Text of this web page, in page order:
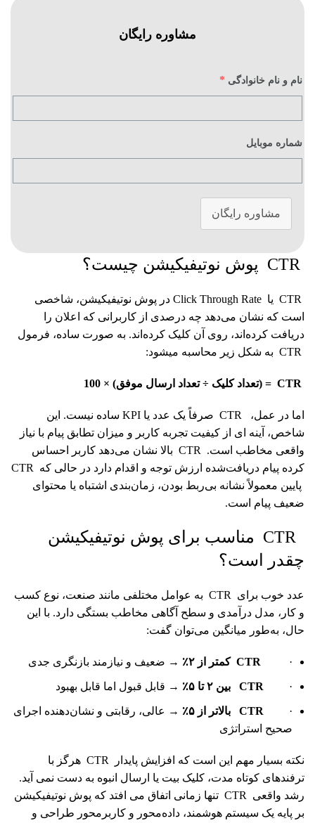
مشاوره رایگان
نام و نام خانوادگی *
شماره موبایل
مشاوره رایگان
CTR یا Click Through Rate در پوش نوتیفیکیشن، شاخصی
است که نشان می‌دهد چه درصدی از کاربرانی که اعلان را
دریافت کرده‌اند، روی آن کلیک کرده‌اند. به صورت ساده، فرمول
CTR = (تعداد کلیک ÷ تعداد ارسال موفق) × 100
اما در عمل، CTR صرفاً یک عدد یا KPI ساده نیست. این
شاخص، آینه‌ ای از کیفیت تجربه کاربر و میزان تطابق پیام با نیاز
واقعی مخاطب است. CTR بالا نشان می‌دهد کاربر احساس
کرده پیام دریافت‌شده ارزش توجه و اقدام دارد در حالی که CTR
پایین معمولاً نشانه بی‌ربط بودن، زمان‌بندی اشتباه یا محتوای
ضعیف پیام است.
CTR مناسب برای پوش نوتیفیکیشن
چقدر است؟
عدد خوب برای CTR به عوامل مختلفی مانند صنعت، نوع کسب
و کار، مدل درآمدی و سطح آگاهی مخاطب بستگی دارد. با این
حال، به‌طور میانگین می‌توان گفت:
· → ضعیف و نیازمند بازنگری جدی
· CTR بین ۲ تا ۵٪ → قابل قبول اما قابل بهبود
· CTR بالاتر از ۵٪
→ عالی، رقابتی و نشان‌دهنده اجرای
صحیح استراتژی
نکته بسیار مهم این است که افزایش پایدار CTR هرگز با
ترفندهای کوتاه‌ مدت، کلیک ‌بیت یا ارسال انبوه به دست نمی آید.
رشد واقعی CTR تنها زمانی اتفاق می‌ افتد که پوش نوتیفیکیشن
بر پایه یک سیستم هوشمند، داده‌محور و کاربرمحور طراحی و